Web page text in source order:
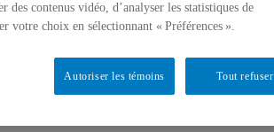
des contenus vidéo, d’analyser les statistiques de
votre choix en sélectionnant « Préférences ».
Tout refuser
Autoriser les témoins